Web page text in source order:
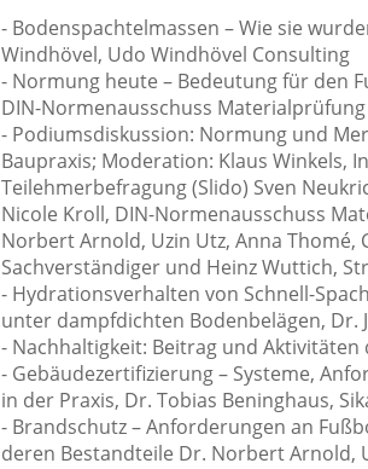
- Bodenspachtelmassen – Wie sie
Windhövel, Udo Windhövel Consulting
- Normung heute – Bedeutung für den
DIN-Normenausschuss Materialprüfung
- Podiumsdiskussion: Normung und
Baupraxis; Moderation: Klaus Winkels,
Teilehmerbefragung (Slido) Sven
Nicole Kroll, DIN-Normenausschuss
Norbert Arnold, Uzin Utz, Anna Thomé,
Sachverständiger und Heinz Wuttich,
- Hydrationsverhalten von Schnell-
unter dampfdichten Bodenbelägen, Dr.
- Nachhaltigkeit: Beitrag und Aktivitäten
- Gebäudezertifizierung – Systeme,
in der Praxis, Dr. Tobias Beninghaus,
- Brandschutz – Anforderungen an
deren Bestandteile Dr. Norbert Arnold,